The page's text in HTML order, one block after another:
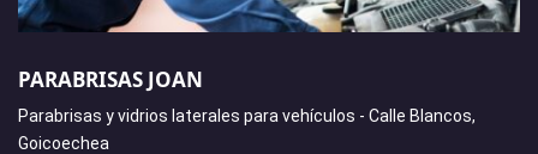
PARABRISAS JOAN
Parabrisas y vidrios laterales para vehículos - Calle Blancos,
Goicoechea